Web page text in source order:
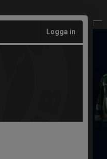
Logga in